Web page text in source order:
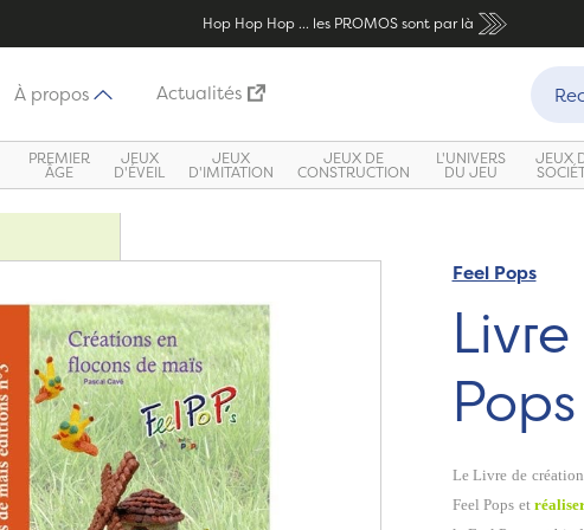
Hop Hop Hop ... les PROMOS sont par là
À propos Actualités
PREMIER
ÂGE
JEUX
D'ÉVEIL
JEUX
D'IMITATION
JEUX DE
CONSTRUCTION
L'UNIVERS
DU JEU
JEUX
Feel Pops
Pops
Le Livre de
Feel Pops et